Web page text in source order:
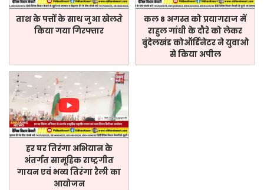
ताश के पत्तों के साथ जुआ खेलते
किया गया गिरफ्तार
कल 8 अगस्त को प्रयागराज में
राहुल गांधी के दौरे को लेकर
बुंदेलखंड कोऑर्डिनेटर ने युवाओ
से किया अपील
हर घर तिरंगा अभियान के
अंतर्गत सामूहिक राष्ट्रगीत
गायन एवं भव्य तिरंगा रैली का
आयोजन